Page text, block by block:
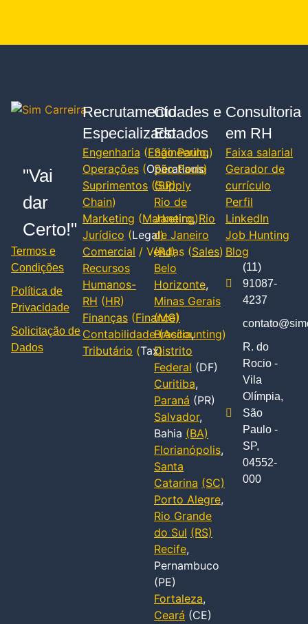
"Vai
dar
Certo!"
Termos e
Condições
Política de
Privacidade
Solicitação de
Dados
Recrutamento
Especializado
Engenharia (Engineering)
Operações (Operations)
Suprimentos (Supply
Chain)
Marketing (Marketing)
Jurídico (Legal)
Comercial / Vendas (Sales)
Recursos
Humanos-
RH (HR)
Finanças (Finance)
Contabilidade(Accounting)
Tributário (Tax)
Cidades e
Estados
São Paulo,
São Paulo
(SP)
Rio de
Janeiro,Rio
de Janeiro
(RJ)
Belo
Horizonte,
Minas Gerais
(MG)
Brasília,
Distrito
Federal (DF)
Curitiba,
Paraná (PR)
Salvador,
Bahia (BA)
Florianópolis,
Santa
Catarina (SC)
Porto Alegre,
Rio Grande
do Sul (RS)
Recife,
Pernambuco
(PE)
Fortaleza,
Ceará (CE)
Consultoria
em RH
Faixa salarial
Gerador de
currículo
Perfil
LinkedIn
Job Hunting
Blog
(11)
91087-
4237
R. do
Rocio -
Vila
Olímpia,
São
Paulo -
SP,
04552-
000